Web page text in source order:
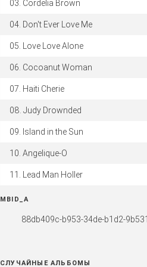
Cordelia Brown
Don't Ever Love Me
Love Love Alone
Cocoanut Woman
Haiti Cherie
Judy Drownded
Island in the Sun
Angelique-O
Lead Man Holler
MBID_A
88db409c-b953-34de-b1d2-
СЛУЧАЙНЫЕ АЛЬБОМЫ